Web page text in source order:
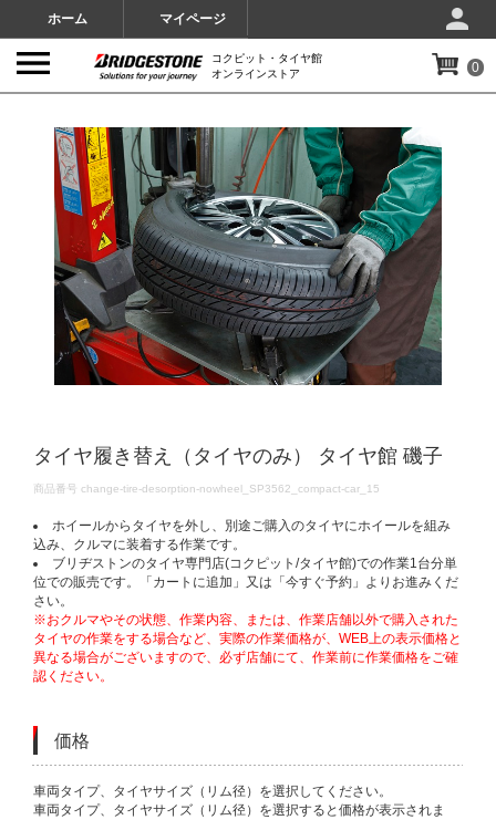
ホーム マイページ
コクピット・タイヤ館
オンラインストア
0
タイヤ履き替え（タイヤのみ） タイヤ館 磯子
DETAILS
商品番号 change-tire-desorption-nowheel_SP3562_compact-car_15
ホイールからタイヤを外し、別途ご購入のタイヤにホイールを組み
込み、クルマに装着する作業です。
ブリヂストンのタイヤ専門店(コクピット/タイヤ館)での作業1台分単
位での販売です。「カートに追加」又は「今すぐ予約」よりお進みくだ
さい。
※おクルマやその状態、作業内容、または、作業店舗以外で購入された
タイヤの作業をする場合など、実際の作業価格が、WEB上の表示価格と
異なる場合がございますので、必ず店舗にて、作業前に作業価格をご確
認ください。
価格
VARIATIONS
車両タイプ、タイヤサイズ（リム径）を選択してください。
車両タイプ、タイヤサイズ（リム径）を選択すると価格が表示されま